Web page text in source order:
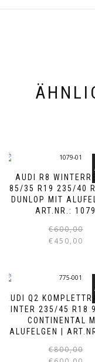
AUDI R8
285/35 R19 235/40
DUNLOP MIT
ART.NR.: 1079
€600,00
€450,00
AUDI Q2
WINTER 235/45 R18
CONTINENTAL
ALUFELGEN |
€800,00